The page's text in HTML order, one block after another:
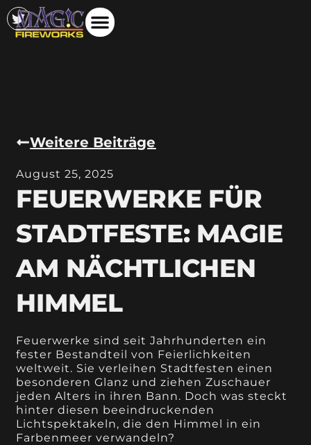
Weitere Beiträge
August 25, 2025
FEUERWERKE FÜR
STADTFESTE: MAGIE
AM NÄCHTLICHEN
HIMMEL
Feuerwerke sind seit Jahrhunderten ein
fester Bestandteil von Feierlichkeiten
weltweit. Sie verleihen Stadtfesten einen
besonderen Glanz und ziehen Zuschauer
jeden Alters in ihren Bann. Doch was steckt
hinter diesen beeindruckenden
Lichtspektakeln, die den Himmel in ein
Farbenmeer verwandeln?